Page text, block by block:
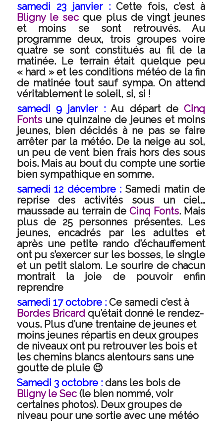
samedi 23 janvier :Cette fois, c’est à
Bligny le sec que plus de vingt jeunes
et moins se sont retrouvés. Au
programme deux, trois groupes voire
quatre se sont constitués au fil de la
matinée. Le terrain était quelque peu
« hard » et les conditions météo de la fin
de matinée tout sauf sympa. On attend
véritablement le soleil, si, si !
samedi 9 janvier : Au départ deCinq
Fontsune quinzaine de jeunes et moins
jeunes, bien décidés à ne pas se faire
arrêter par la météo. De la neige au sol,
un peu de vent bien frais hors des sous
bois. Mais au bout du compte une sortie
bien sympathique en somme.
samedi 12 décembre : Samedi matin de
reprise des activités sous un ciel…
maussade au terrain deCinq Fonts. Mais
plus de 25 personnes présentes. Les
jeunes, encadrés par les adultes et
après une petite rando d’échauffement
ont pu s’exercer sur les bosses, le single
et un petit slalom. Le sourire de chacun
montrait la joie de pouvoir enfin
reprendre
samedi 17 octobre :Ce samedi c’est à
Bordes Bricardqu’était donné le rendez-
vous. Plus d’une trentaine de jeunes et
moins jeunes répartis en deux groupes
de niveaux ont pu retrouver les bois et
les chemins blancs alentours sans une
goutte de pluie 😉
Samedi 3 octobre :dans les bois de
Bligny le Sec(le bien nommé, voir
certaines photos). Deux groupes de
niveau pour une sortie avec une météo